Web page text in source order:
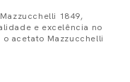
1849,
e excelência no
acetato Mazzucchelli